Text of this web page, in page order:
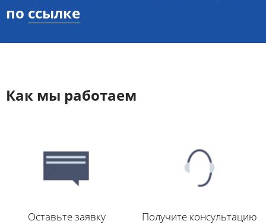
по ссылке
Как мы работаем
Оставьте заявку Получите консультацию